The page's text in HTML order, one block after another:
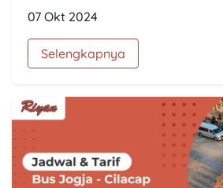
07 Okt 2024
Selengkapnya